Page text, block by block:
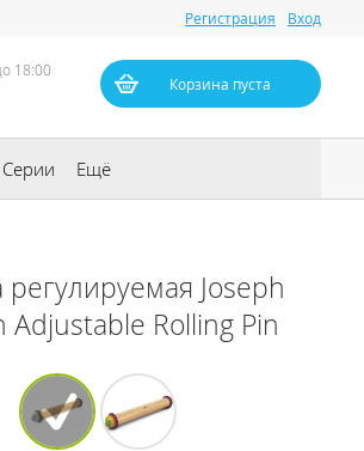
Регистрация Вход
18:00
Корзина пуста
Серии Ещё
регулируемая Joseph
Adjustable Rolling Pin